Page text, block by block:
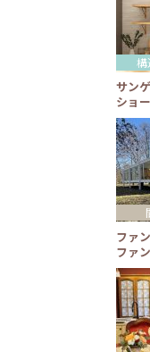
サン
ショ
構
ファ
ファ